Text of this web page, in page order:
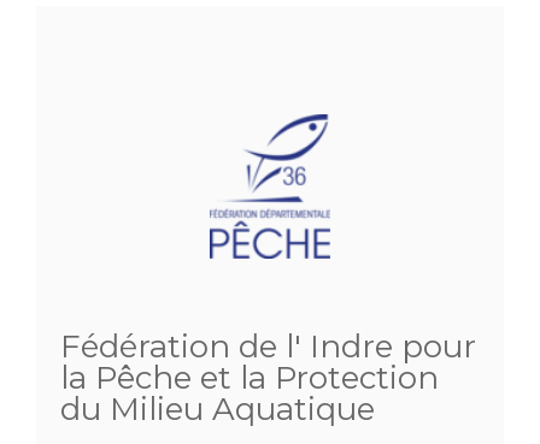
Fédération de l' Indre pour
la Pêche et la Protection
du Milieu Aquatique